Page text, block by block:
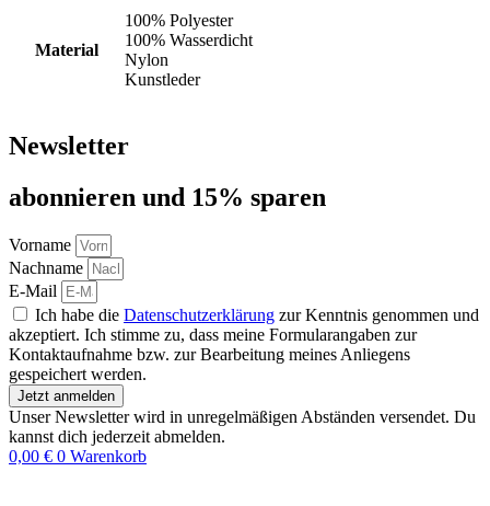
Material
100% Polyester
100% Wasserdicht
Nylon
Kunstleder
Newsletter
abon­nie­ren und 15% sparen
Vorname
Nachname
E-Mail
Ich habe die Datenschutzerklärung zur Kenntnis genommen und
akzeptiert. Ich stimme zu, dass meine Formularangaben zur
Kontaktaufnahme bzw. zur Bearbeitung meines Anliegens
gespeichert werden.
Jetzt anmelden
Unser Newsletter wird in unregelmäßigen Abständen versendet. Du
kannst dich jederzeit abmelden.
0,00 € 0 Warenkorb